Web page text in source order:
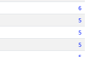
6
5
5
5